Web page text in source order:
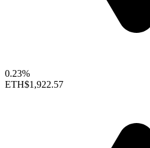
0.23%
ETH$1,922.57